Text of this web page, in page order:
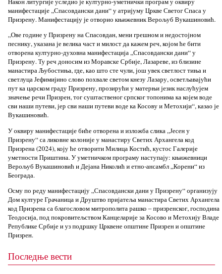
манифестације ,,Спасовдански дани“ у атријуму Цркве Светог Спаса у
Призрену. Манифестацију је отворио књижевник Верољуб Вукашиновић.
„Ове године у Призрену на Спасовдан, мени грешном и недостојном
песнику, указана је велика част и милост да кажем реч, којом ће бити
отворена културно-духовна манифестација „Спасовдански дани“ у
Призрену. Ту реч доносим из Моравске Србије, Лазареве, из близине
манастира Љубостиња, где, као што сте чули, још увек светлост тиња и
светлуца Јефимијино слово похвале светом кнезу Лазару, осветљавајући
пут ка царском граду Призрену, прозирући у матерњи језик наслућујем
значење речи Призрен, тог суштаственог српског топонима ка којем воде
сви наши путеви, јер сви наши путеви воде ка Косову и Метохији“, казао је
Вукашиновић.
У оквиру манифестације биће отворена и изложба слика „Јесен у
Призрену“ са ликовне колоније у манастиру Светих Архангела код
Призрена (2024), коју ће отворити Милица Костић, кустос Галерије
уметности Приштина. У уметничком програму наступају: књижевници
Верољуб Вукашиновић и Дејана Николић и етно-ансамбл „Корени“ из
Београда.
Осму по реду манифестацију „Спасовдански дани у Призрену“ организују
Дом културе Грачаница и Друштво пријатеља манастира Светих Архангела
код Призрена са благословом митрополита рашко – призренског, господина
Теодосија, под покровитељством Канцеларије за Косово и Метохију Владе
Републике Србије и уз подршку Црквене општине Призрен и општине
Призрен.
Последње вести